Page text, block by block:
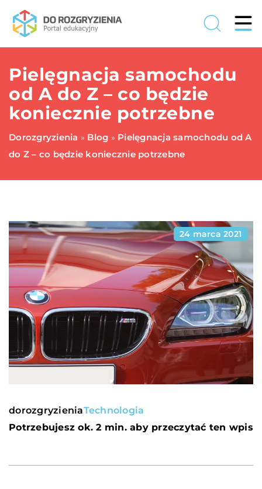
Pielęgnacja samochodu
od A do Z – co będzie
koniecznie potrzebne
Dorozgryzienia » Blog » Pielęgnacja samochodu od A
do Z – co będzie koniecznie potrzebne
24 marca 2021
dorozgryzieniaTechnologia
Potrzebujesz ok. 2 min. aby przeczytać ten wpis